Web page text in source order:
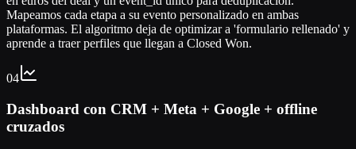
Mapeamos cada etapa a su evento personalizado en ambas
plataformas. El algoritmo deja de optimizar a 'formulario rellenado' y
aprende a traer perfiles que llegan a Closed Won.
04
Dashboard con CRM + Meta + Google + offline
cruzados